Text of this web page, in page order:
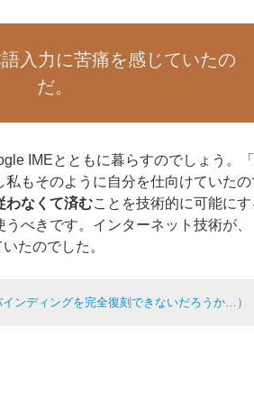
入力に苦痛を感じていたの
だ。
IMEとともに暮らすのでしょう。
私もそのように自分を仕向けていたの
わなくて済むことを技術的に可能にす
べきです。インターネット技術が、
たのでした。
インディングを完全復刻できないだろうか…）